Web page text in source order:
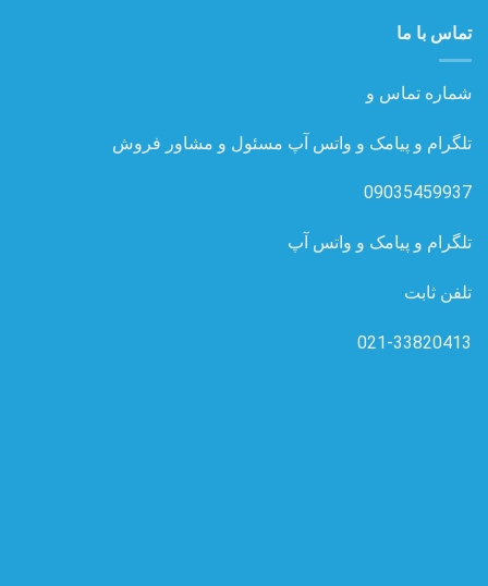
تماس با ما
شماره تماس و
تلگرام و پیامک و واتس آپ مسئول و مشاور فروش
09035459937
تلگرام و پیامک و واتس آپ
تلفن ثابت
021-33820413